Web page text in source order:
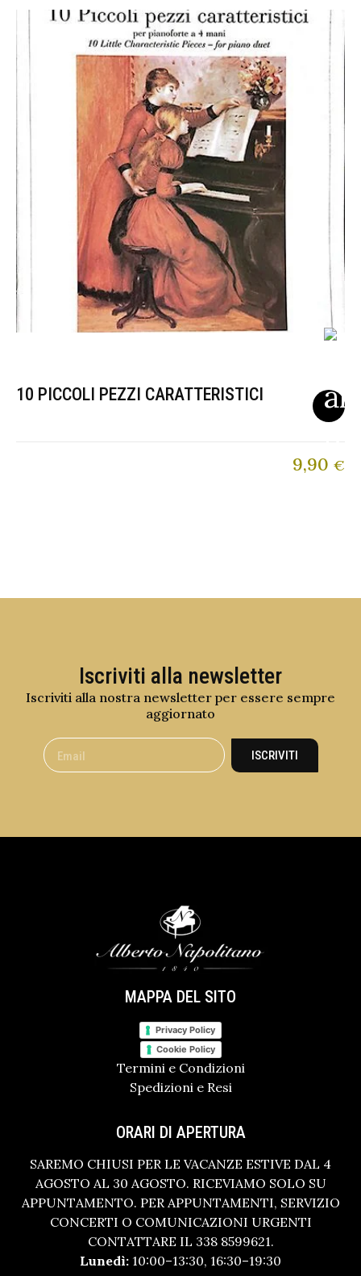
10 PICCOLI PEZZI CARATTERISTICI
9,90 €
Iscriviti alla newsletter
Iscriviti alla nostra newsletter per essere sempre
aggiornato
ISCRIVITI
MAPPA DEL SITO
Privacy Policy
Cookie Policy
Termini e Condizioni
Spedizioni e Resi
ORARI DI APERTURA
SAREMO CHIUSI PER LE VACANZE ESTIVE DAL 4
AGOSTO AL 30 AGOSTO. RICEVIAMO SOLO SU
APPUNTAMENTO. PER APPUNTAMENTI, SERVIZIO
CONCERTI O COMUNICAZIONI URGENTI
CONTATTARE IL 338 8599621.
Lunedì: 10:00–13:30, 16:30–19:30